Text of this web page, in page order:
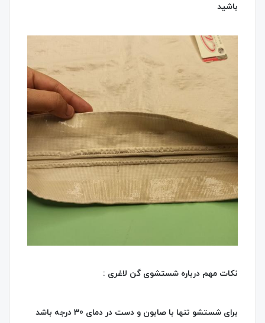
باشید
نکات مهم درباره شستشوی گن لاغری :
برای شستشو تنها با صابون و دست در دمای 30 درجه باشد